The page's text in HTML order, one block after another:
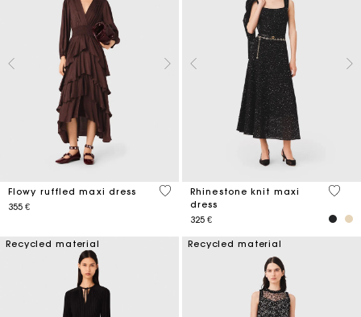
Flowy ruffled maxi dress
355 €
4,6 out of 5 Customer Rating
Rhinestone knit maxi
dress
325 €
4,7
Recycled material Recycled material